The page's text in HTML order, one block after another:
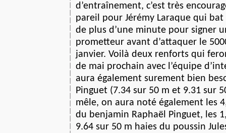
d’entraînement, c’est très
pareil pour Jérémy Laraque qui
de plus d’une minute pour signer
prometteur avant d’attaquer le
janvier. Voilà deux renforts qui
de mai prochain avec l’équipe
aura également surement bien
Pinguet (7.34 sur 50 m et 9.31 sur
mêle, on aura noté également les
du benjamin Raphaël Pinguet, les
9.64 sur 50 m haies du poussin